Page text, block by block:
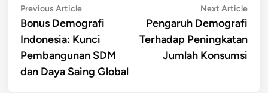
Post
navigation
Previous ArticlePrevious
article:
Bonus Demografi
Indonesia: Kunci
Pembangunan SDM
dan Daya Saing Global
Next ArticleNext
Pengaruh Demografi
Terhadap Peningkatan
Jumlah Konsumsi